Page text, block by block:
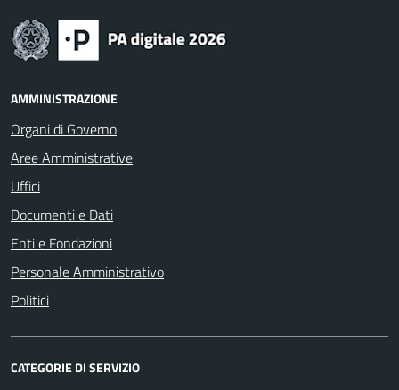
AMMINISTRAZIONE
Organi di Governo
Aree Amministrative
Uffici
Documenti e Dati
Enti e Fondazioni
Personale Amministrativo
Politici
CATEGORIE DI SERVIZIO